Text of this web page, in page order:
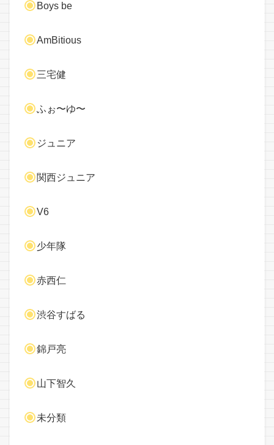
Boys be
AmBitious
三宅健
ふぉ〜ゆ〜
ジュニア
関西ジュニア
V6
少年隊
赤西仁
渋谷すばる
錦戸亮
山下智久
未分類